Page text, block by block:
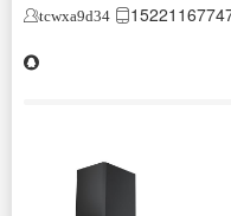
tcwxa9d34